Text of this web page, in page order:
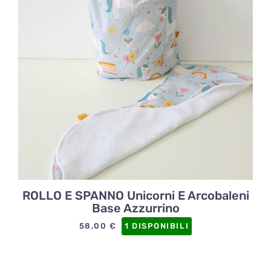
ROLLO E SPANNO Unicorni E Arcobaleni
Base Azzurrino
58,00€ 1 DISPONIBILI